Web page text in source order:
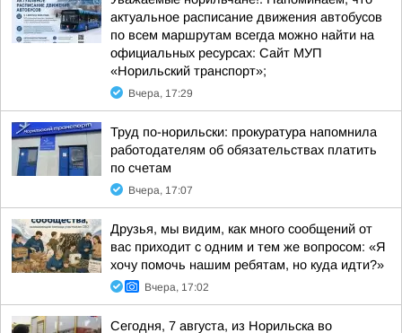
актуальное расписание движения автобусов
по всем маршрутам всегда можно найти на
официальных ресурсах: Сайт МУП
«Норильский транспорт»;
Вчера, 17:29
Труд по-норильски: прокуратура напомнила
работодателям об обязательствах платить
по счетам
Вчера, 17:07
Друзья, мы видим, как много сообщений от
вас приходит с одним и тем же вопросом: «Я
хочу помочь нашим ребятам, но куда идти?»
Вчера, 17:02
Сегодня, 7 августа, из Норильска во